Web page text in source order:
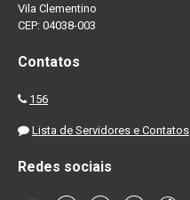
Vila Clementino
CEP: 04038-003
Contatos
156
Lista de Servidores e Contatos
Redes sociais